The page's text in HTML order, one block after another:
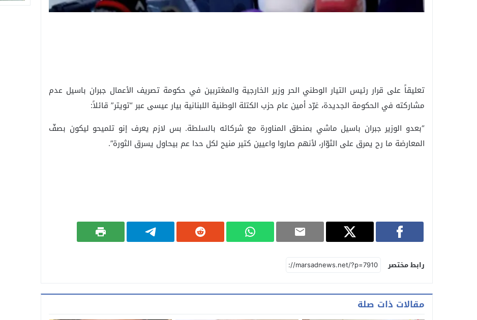
تعليقاً على قرار رئيس التيار الوطني الحر وزير الخارجية والمغتربين في حكومة تصريف الأعمال جبران باسيل عدم
مشاركته في الحكومة الجديدة، غرّد أمين عام حزب الكتلة الوطنية اللبنانية بيار عيسى عبر “تويتر” قائلاً:
“بعدو الوزير جبران باسيل ماشي بمنطق المناورة مع شركائه بالسلطة. بس لازم يعرف إنو تلميحو ليكون بصفّ
المعارضة ما رح يمرق على الثوّار، لأنهم صاروا واعيين كتير منيح لكل حدا عم بيحاول يسرق الثورة”.
رابط مختصر
مقالات ذات صلة